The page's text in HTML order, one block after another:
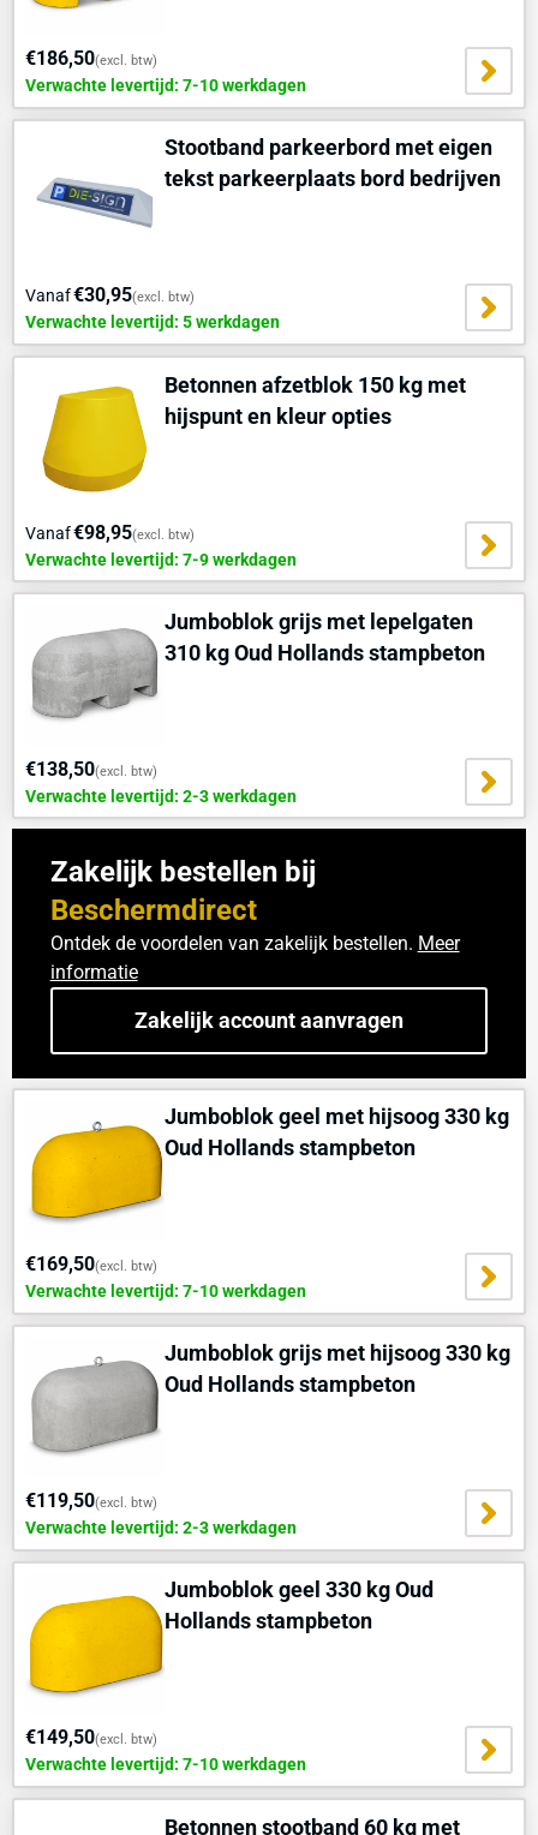
€186,50(excl. btw)
Verwachte levertijd: 7-10 werkdagen
Stootband parkeerbord met eigen
tekst parkeerplaats bord bedrijven
Vanaf€30,95(excl. btw)
Verwachte levertijd: 5 werkdagen
Betonnen afzetblok 150 kg met
hijspunt en kleur opties
Vanaf€98,95(excl. btw)
Verwachte levertijd: 7-9 werkdagen
Jumboblok grijs met lepelgaten
310 kg Oud Hollands stampbeton
€138,50(excl. btw)
Verwachte levertijd: 2-3 werkdagen
Zakelijk bestellen bij
Beschermdirect
Ontdek de voordelen van zakelijk bestellen. Meer
informatie
Zakelijk account aanvragen
Jumboblok geel met hijsoog 330 kg
Oud Hollands stampbeton
€169,50(excl. btw)
Verwachte levertijd: 7-10 werkdagen
Jumboblok grijs met hijsoog 330 kg
Oud Hollands stampbeton
€119,50(excl. btw)
Verwachte levertijd: 2-3 werkdagen
Jumboblok geel 330 kg Oud
Hollands stampbeton
€149,50(excl. btw)
Verwachte levertijd: 7-10 werkdagen
Betonnen stootband 60 kg met